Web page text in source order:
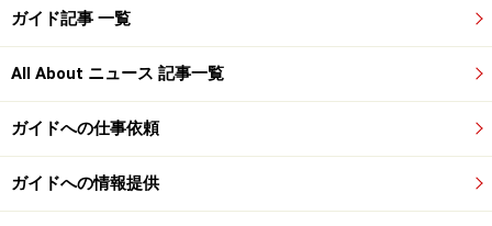
ガイド記事 一覧
All About ニュース 記事一覧
ガイドへの仕事依頼
ガイドへの情報提供